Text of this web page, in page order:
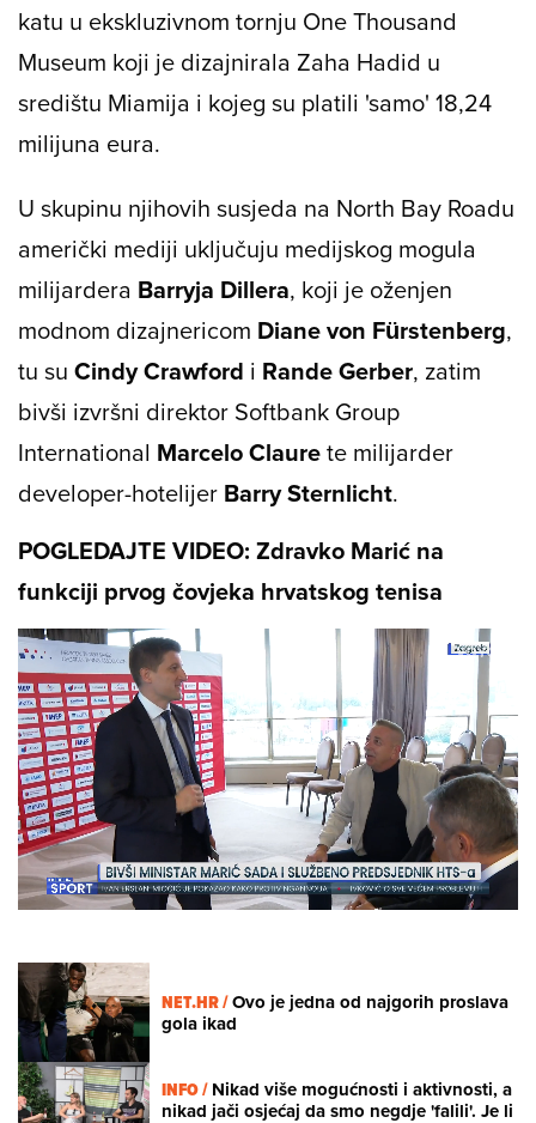
katu u ekskluzivnom tornju One Thousand
Museum koji je dizajnirala Zaha Hadid u
središtu Miamija i kojeg su platili 'samo' 18,24
milijuna eura.
U skupinu njihovih susjeda na North Bay Roadu
američki mediji uključuju medijskog mogula
milijardera Barryja Dillera, koji je oženjen
modnom dizajnericom Diane von Fürstenberg,
tu su CindyCrawford i Rande Gerber, zatim
bivši izvršni direktor Softbank Group
International Marcelo Claurete milijarder
developer-hotelijer Barry Sternlicht.
POGLEDAJTE VIDEO: Zdravko Marić na
funkciji prvog čovjeka hrvatskog tenisa
Unmute /
Loaded:
28.85%
NET.HR /Ovo je jedna od najgorih proslava
gola ikad
INFO /Nikad više mogućnosti i aktivnosti, a
nikad jači osjećaj da smo negdje 'falili'. Je li